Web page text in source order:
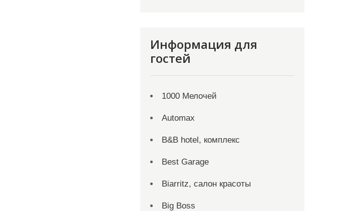
Информация для
гостей
1000 Мелочей
Automax
B&B hotel, комплекс
Best Garage
Biarritz, салон красоты
Big Boss